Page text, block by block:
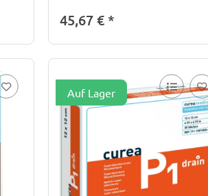
45,67 €*
Auf Lager